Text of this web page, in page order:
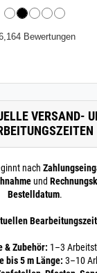
Bewertungen
VERSAND-
nach
und
Bestelldatum.
& Zubehör: 1–3
bis 5 m Länge: 3–10